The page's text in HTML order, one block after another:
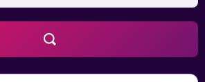
como a 23,4 km de Sitio histórico
En The Bavarian Manor Hotel
a tu disposición para comer algo.
favorita en el Bar. El desayuno
cargo extra. Renovaciones Las